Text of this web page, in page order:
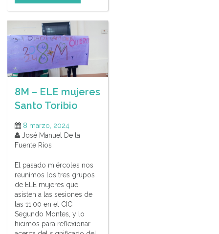
8M – ELE mujeres
Santo Toribio
8 marzo, 2024
José Manuel De la
Fuente Ríos
El pasado miércoles nos
reunimos los tres grupos
de ELE mujeres que
asisten a las sesiones de
las 11:00 en el CIC
Segundo Montes, y lo
hicimos para reflexionar